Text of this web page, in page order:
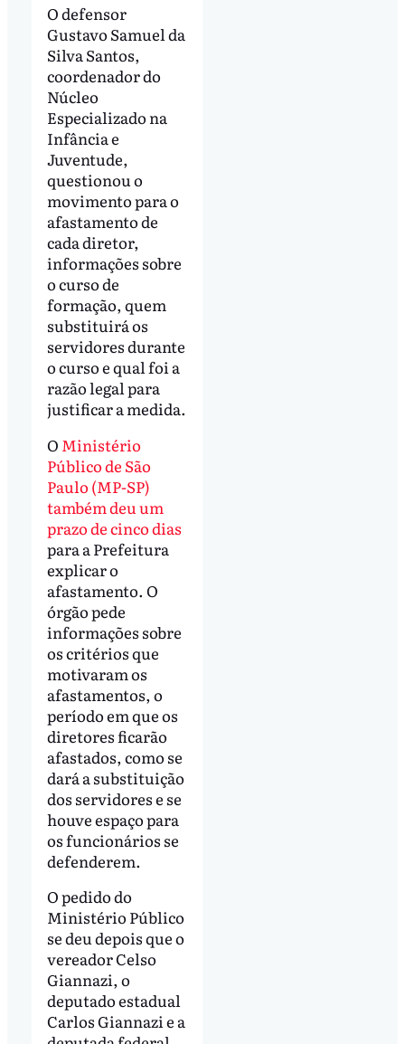
O defensor
Gustavo Samuel da
Silva Santos,
coordenador do
Núcleo
Especializado na
Infância e
Juventude,
questionou o
movimento para o
afastamento de
cada diretor,
informações sobre
o curso de
formação, quem
substituirá os
servidores durante
o curso e qual foi a
razão legal para
justificar a medida.
O Ministério
Público de São
Paulo (MP-SP)
também deu um
prazo de cinco dias
para a Prefeitura
explicar o
afastamento. O
órgão pede
informações sobre
os critérios que
motivaram os
afastamentos, o
período em que os
diretores ficarão
afastados, como se
dará a substituição
dos servidores e se
houve espaço para
os funcionários se
defenderem.
O pedido do
Ministério Público
se deu depois que o
vereador Celso
Giannazi, o
deputado estadual
Carlos Giannazi e a